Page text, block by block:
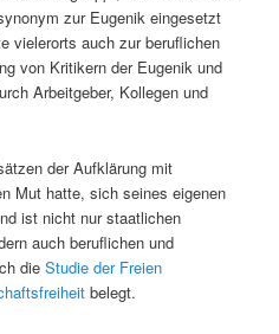
zur Eugenik eingesetzt
vielerorts auch zur beruflichen
von Kritikern der Eugenik und
Arbeitgeber, Kollegen und
der Aufklärung mit
Mut hatte, sich seines eigenen
ist nicht nur staatlichen
auch beruflichen und
dieStudie der Freien
belegt.